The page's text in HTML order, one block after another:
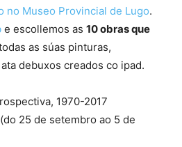
no Museo Provincial de Lugo.
e escollemos as 10 obras que
as súas pinturas,
debuxos creados co ipad.
1970-2017
25 de setembro ao 5 de